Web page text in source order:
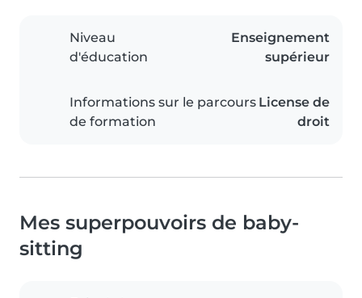
Niveau
d'éducation
Enseignement
supérieur
Informations sur le parcours
de formation
License de
droit
Mes superpouvoirs de baby-
sitting